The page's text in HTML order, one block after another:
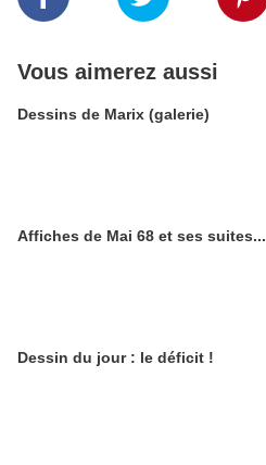
Vous aimerez aussi
Dessins de Marix (galerie)
Affiches de Mai 68 et ses suites...
Dessin du jour : le déficit !